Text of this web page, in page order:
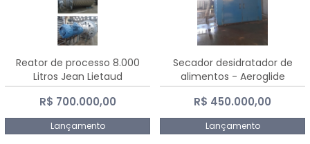
Reator de processo 8.000
Litros Jean Lietaud
R$ 700.000,00
Lançamento
Secador desidratador de
alimentos - Aeroglide
R$ 450.000,00
Lançamento